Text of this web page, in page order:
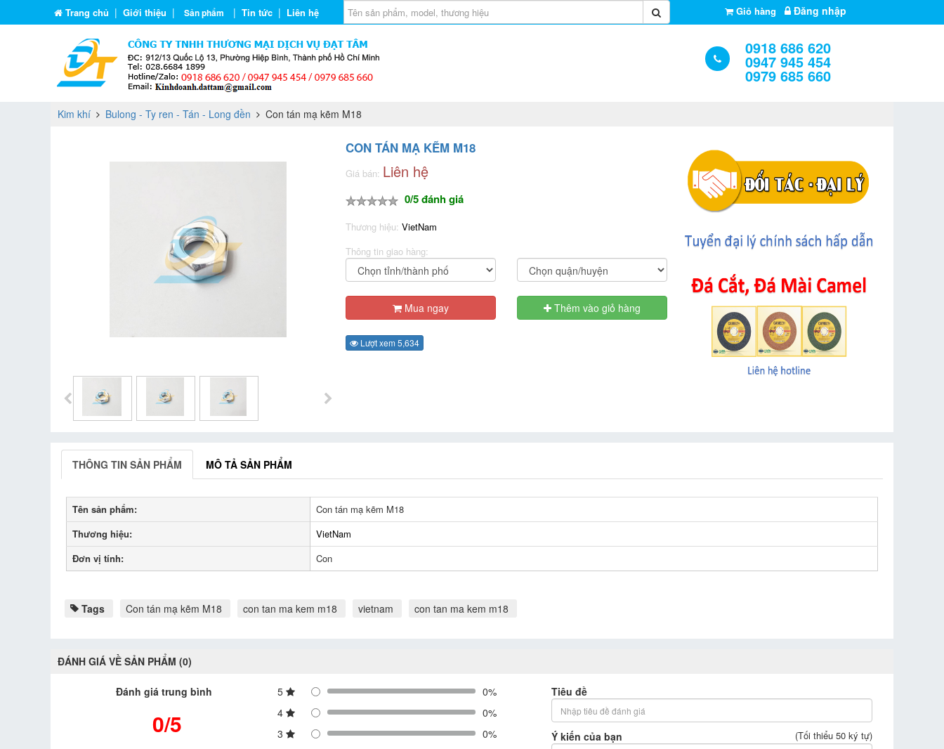
Trang chủ | Giới thiệu | Sản phẩm | Tin tức | Liên hệ Giỏ hàng Đăng nhập
0918 686 620
0947 945 454
0979 685 660
Kim khí Bulong - Ty ren - Tán - Long đền Con tán mạ kẽm M18
CON TÁN MẠ KẼM M18
Giá bán: Liên hệ
0/5 đánh giá
Thương hiệu: VietNam
Thông tin giao hàng:
Mua ngay Thêm vào giỏ hàng
Lượt xem 5,634
THÔNG TIN SẢN PHẨM MÔ TẢ SẢN PHẨM
Tên sản phẩm:
Con tán mạ kẽm M18
Thương hiệu:
VietNam
Đơn vị tính:
Con
Tags Con tán mạ kẽm M18 con tan ma kem m18 vietnam con tan ma kem m18
ĐÁNH GIÁ VỀ SẢN PHẨM (0)
Đánh giá trung bình
0/5
5
0%
4
0%
3
0%
Tiêu đề
Ý kiến của bạn (Tối thiểu 50 ký tự)